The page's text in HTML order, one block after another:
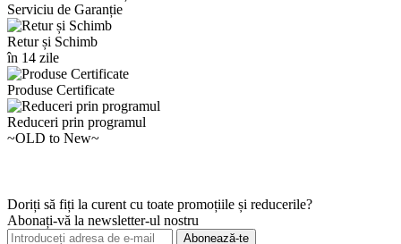
Serviciu de Garanție
Retur și Schimb
în 14 zile
Produse Certificate
Reduceri prin programul
~OLD to New~
Doriți să fiți la curent cu toate promoțiile și reducerile?
Abonați-vă la newsletter-ul nostru
Abonează-te